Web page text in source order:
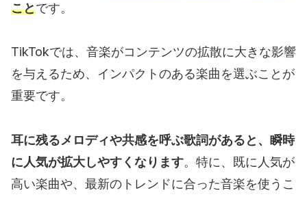
ことです。
TikTokでは、音楽がコンテンツの拡散に大きな影響
を与えるため、インパクトのある楽曲を選ぶことが
重要です。
耳に残るメロディや共感を呼ぶ歌詞があると、瞬時
に人気が拡大しやすくなります。特に、既に人気が
高い楽曲や、最新のトレンドに合った音楽を使うこ